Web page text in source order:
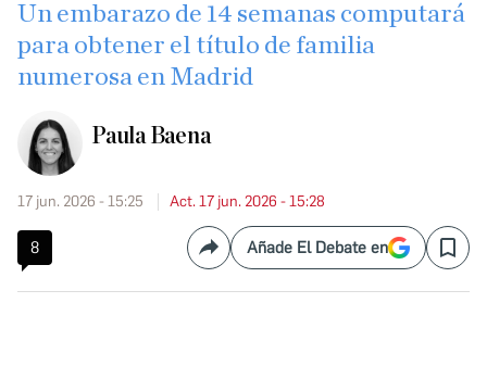
Un embarazo de 14 semanas computará
para obtener el título de familia
numerosa en Madrid
Paula Baena
17 jun. 2026 - 15:25 Act. 17 jun. 2026 - 15:28
8 CompartirAñade El Debate en Save